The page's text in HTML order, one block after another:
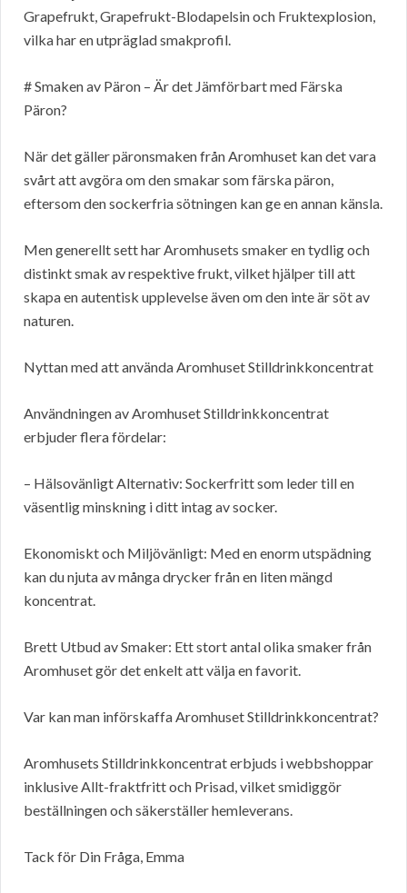
Grapefrukt, Grapefrukt-Blodapelsin och Fruktexplosion,
vilka har en utpräglad smakprofil.
# Smaken av Päron – Är det Jämförbart med Färska
Päron?
När det gäller päronsmaken från Aromhuset kan det vara
svårt att avgöra om den smakar som färska päron,
eftersom den sockerfria sötningen kan ge en annan känsla.
Men generellt sett har Aromhusets smaker en tydlig och
distinkt smak av respektive frukt, vilket hjälper till att
skapa en autentisk upplevelse även om den inte är söt av
naturen.
Nyttan med att använda Aromhuset Stilldrinkkoncentrat
Användningen av Aromhuset Stilldrinkkoncentrat
erbjuder flera fördelar:
– Hälsovänligt Alternativ: Sockerfritt som leder till en
väsentlig minskning i ditt intag av socker.
Ekonomiskt och Miljövänligt: Med en enorm utspädning
kan du njuta av många drycker från en liten mängd
koncentrat.
Brett Utbud av Smaker: Ett stort antal olika smaker från
Aromhuset gör det enkelt att välja en favorit.
Var kan man införskaffa Aromhuset Stilldrinkkoncentrat?
Aromhusets Stilldrinkkoncentrat erbjuds i webbshoppar
inklusive Allt-fraktfritt och Prisad, vilket smidiggör
beställningen och säkerställer hemleverans.
Tack för Din Fråga, Emma